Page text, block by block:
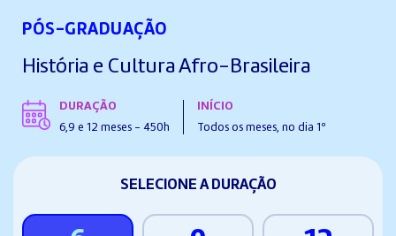
PÓS-GRADUAÇÃO
História e Cultura Afro-Brasileira
DURAÇÃO
6,9 e 12 meses - 450h
INÍCIO
Todos os meses, no dia 1º
SELECIONE A DURAÇÃO